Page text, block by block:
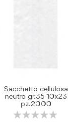
Sacchetto cellulosa
neutro gr.35 10x23
pz.2000
Rating: